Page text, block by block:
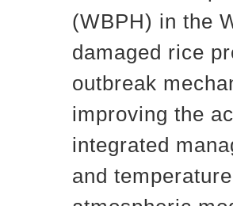
(WBPH) in the
damaged rice
outbreak
improving the
integrated
and